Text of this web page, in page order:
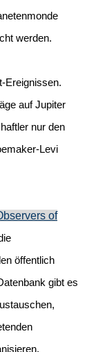
werden.
Ereignissen.
auf Jupiter
nur den
Levi
of
öffentlich
gibt es